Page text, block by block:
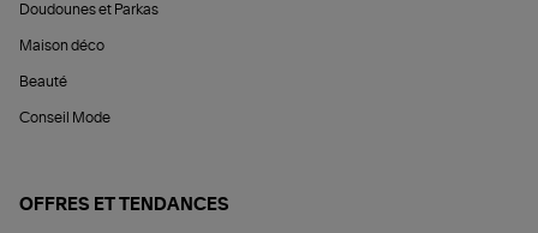
Doudounes et Parkas
Maison déco
Beauté
Conseil Mode
OFFRES ET TENDANCES